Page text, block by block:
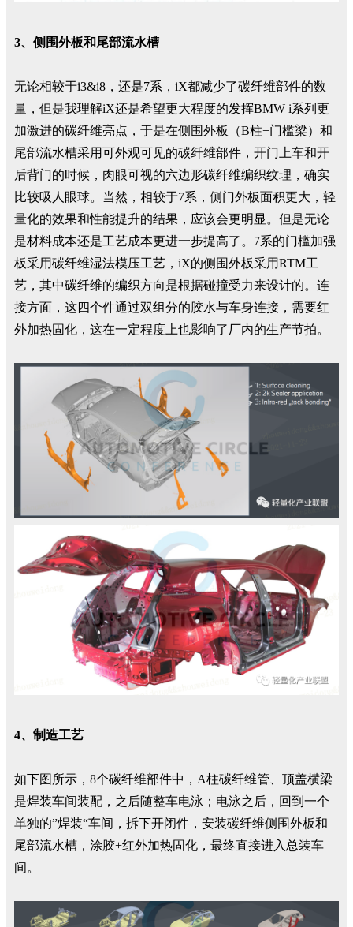
3、侧围外板和尾部流水槽
无论相较于i3&i8，还是7系，iX都减少了碳纤维部件的数
量，但是我理解iX还是希望更大程度的发挥BMW i系列更
加激进的碳纤维亮点，于是在侧围外板（B柱+门槛梁）和
尾部流水槽采用可外观可见的碳纤维部件，开门上车和开
后背门的时候，肉眼可视的六边形碳纤维编织纹理，确实
比较吸人眼球。当然，相较于7系，侧门外板面积更大，轻
量化的效果和性能提升的结果，应该会更明显。但是无论
是材料成本还是工艺成本更进一步提高了。7系的门槛加强
板采用碳纤维湿法模压工艺，iX的侧围外板采用RTM工
艺，其中碳纤维的编织方向是根据碰撞受力来设计的。连
接方面，这四个件通过双组分的胶水与车身连接，需要红
外加热固化，这在一定程度上也影响了厂内的生产节拍。
4、制造工艺
如下图所示，8个碳纤维部件中，A柱碳纤维管、顶盖横梁
是焊装车间装配，之后随整车电泳；电泳之后，回到一个
单独的”焊装“车间，拆下开闭件，安装碳纤维侧围外板和
尾部流水槽，涂胶+红外加热固化，最终直接进入总装车
间。